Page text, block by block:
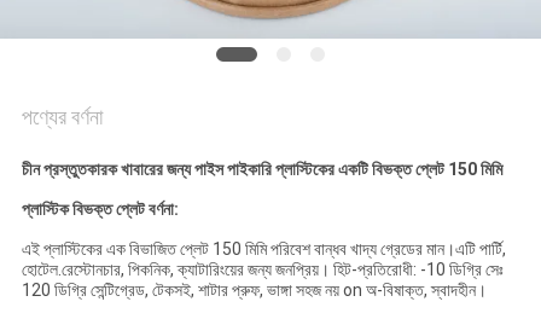
পণ্যের বর্ণনা
চীন প্রস্তুতকারক খাবারের জন্য পাইস পাইকারি প্লাস্টিকের একটি বিভক্ত প্লেট 150 মিমি
প্লাস্টিক বিভক্ত প্লেট বর্ণনা:
এই প্লাস্টিকের এক বিভাজিত প্লেট 150 মিমি পরিবেশ বান্ধব খাদ্য গ্রেডের মান।এটি পার্টি,
হোটেল.রেস্টোনচার, পিকনিক, ক্যাটারিংয়ের জন্য জনপ্রিয়। হিট-প্রতিরোধী: -10 ডিগ্রি সেঃ
120 ডিগ্রি সেন্টিগ্রেড, টেকসই, শাটার প্রুফ, ভাঙ্গা সহজ নয় on অ-বিষাক্ত, স্বাদহীন।